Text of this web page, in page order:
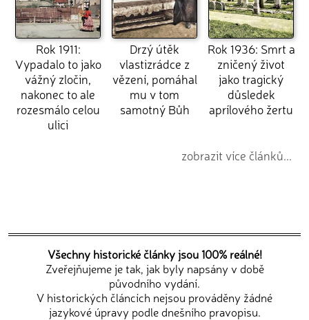
Rok 1911:
Vypadalo to jako
vážný zločin,
nakonec to ale
rozesmálo celou
ulici
Drzý útěk
vlastizrádce z
vězení, pomáhal
mu v tom
samotný Bůh
Rok 1936: Smrt a
zničený život
jako tragický
důsledek
aprílového žertu
zobrazit více článků...
Všechny historické články jsou 100% reálné!
Zveřejňujeme je tak, jak byly napsány v době
původního vydání.
V historických článcích nejsou prováděny žádné
jazykové úpravy podle dnešního pravopisu.